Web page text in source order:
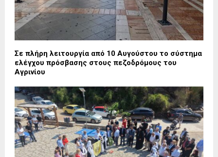
Σε πλήρη λειτουργία από 10 Αυγούστου το σύστημα
ελέγχου πρόσβασης στους πεζοδρόμους του
Αγρινίου